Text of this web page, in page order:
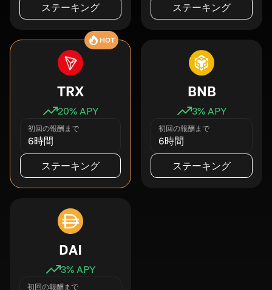
ステーキング ステーキング
HOT
TRX
20% APY
初回の報酬まで
6時間
ステーキング
BNB
3% APY
初回の報酬まで
6時間
ステーキング
DAI
3% APY
初回の報酬まで